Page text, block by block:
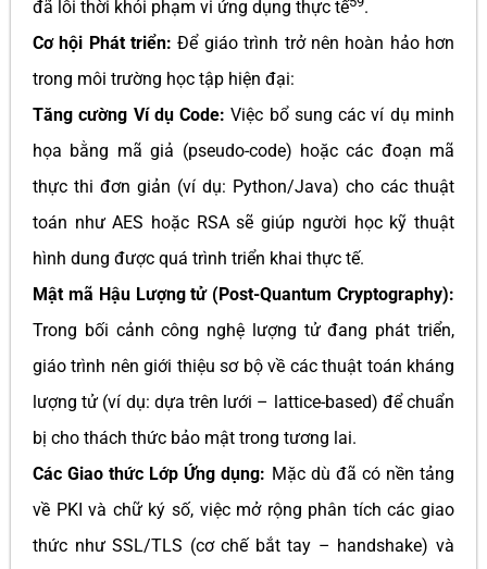
đã lỗi thời khỏi phạm vi ứng dụng thực tế
.
Cơ hội Phát triển: Để giáo trình trở nên hoàn hảo hơn
trong môi trường học tập hiện đại:
Tăng cường Ví dụ Code: Việc bổ sung các ví dụ minh
họa bằng mã giả (pseudo-code) hoặc các đoạn mã
thực thi đơn giản (ví dụ: Python/Java) cho các thuật
toán như AES hoặc RSA sẽ giúp người học kỹ thuật
hình dung được quá trình triển khai thực tế.
Mật mã Hậu Lượng tử (Post-Quantum Cryptography):
Trong bối cảnh công nghệ lượng tử đang phát triển,
giáo trình nên giới thiệu sơ bộ về các thuật toán kháng
lượng tử (ví dụ: dựa trên lưới – lattice-based) để chuẩn
bị cho thách thức bảo mật trong tương lai.
Các Giao thức Lớp Ứng dụng: Mặc dù đã có nền tảng
về PKI và chữ ký số, việc mở rộng phân tích các giao
thức như SSL/TLS (cơ chế bắt tay – handshake) và